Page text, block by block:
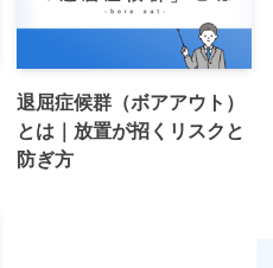
退屈症候群（ボアアウト）
とは｜放置が招くリスクと
防ぎ方